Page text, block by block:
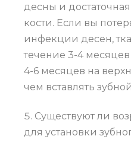
десны и
кости. Если вы
инфекции десен,
течение 3-4
4-6 месяцев на
чем вставлять
Существуют ли
для установки